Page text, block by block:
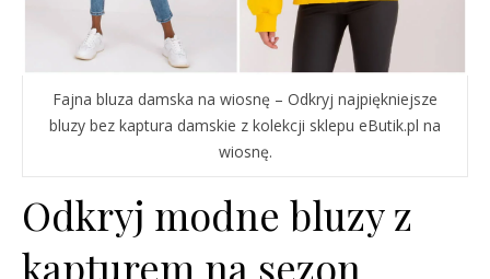
Fajna bluza damska na wiosnę – Odkryj najpiękniejsze
bluzy bez kaptura damskie z kolekcji sklepu eButik.pl na
wiosnę.
Odkryj modne bluzy z
kapturem na sezon